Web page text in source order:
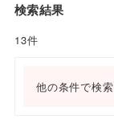
検索結果
13件
他の条件で検索